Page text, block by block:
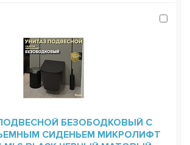
БЕЗОБОДКОВЫЙ С
СИДЕНЬЕМ МИКРОЛИФТ